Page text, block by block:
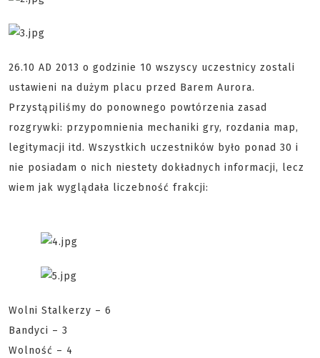
26.10 AD 2013 o godzinie 10 wszyscy uczestnicy zostali
ustawieni na dużym placu przed Barem Aurora.
Przystąpiliśmy do ponownego powtórzenia zasad
rozgrywki: przypomnienia mechaniki gry, rozdania map,
legitymacji itd. Wszystkich uczestników było ponad 30 i
nie posiadam o nich niestety dokładnych informacji, lecz
wiem jak wyglądała liczebność frakcji:
Wolni Stalkerzy – 6
Bandyci – 3
Wolność – 4